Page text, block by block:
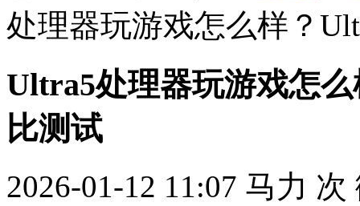
处理器玩游戏怎么样？
Ultra5处理器玩游戏怎
比测试
2026-01-12 11:07 马力 次